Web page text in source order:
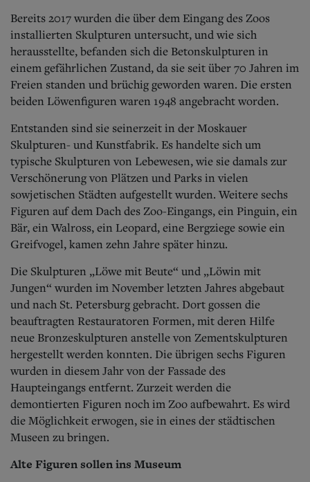
Kontakt
Impressum
Datenschutz
Bereits 2017 wurden die über dem Eingang des Zoos
installierten Skulpturen untersucht, und wie sich
herausstellte, befanden sich die Betonskulpturen in
einem gefährlichen Zustand, da sie seit über 70 Jahren im
Freien standen und brüchig geworden waren. Die ersten
beiden Löwenfiguren waren 1948 angebracht worden.
Entstanden sind sie seinerzeit in der Moskauer
Skulpturen- und Kunstfabrik. Es handelte sich um
typische Skulpturen von Lebewesen, wie sie damals zur
Verschönerung von Plätzen und Parks in vielen
sowjetischen Städten aufgestellt wurden. Weitere sechs
Figuren auf dem Dach des Zoo-Eingangs, ein Pinguin, ein
Bär, ein Walross, ein Leopard, eine Bergziege sowie ein
Greifvogel, kamen zehn Jahre später hinzu.
Die Skulpturen „Löwe mit Beute“ und „Löwin mit
Jungen“ wurden im November letzten Jahres abgebaut
und nach St. Petersburg gebracht. Dort gossen die
beauftragten Restauratoren Formen, mit deren Hilfe
neue Bronzeskulpturen anstelle von Zementskulpturen
hergestellt werden konnten. Die übrigen sechs Figuren
wurden in diesem Jahr von der Fassade des
Haupteingangs entfernt. Zurzeit werden die
demontierten Figuren noch im Zoo aufbewahrt. Es wird
die Möglichkeit erwogen, sie in eines der städtischen
Museen zu bringen.
Alte Figuren sollen ins Museum